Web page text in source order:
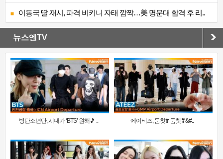
이동국 딸 재시, 파격 비키니 자태 깜짝…美 명문대 합격 후 리..
뉴스엔TV
방탄소년단, 시대가 ‘BTS’ 원해🎵 .. 에이티즈, 둠칫❣️ 둠칫❣&#..